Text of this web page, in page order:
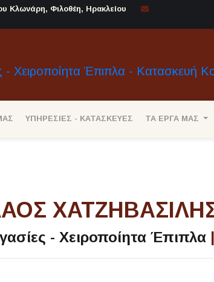
Κλωνάρη, Φιλοθέη, Ηρακλείου
ΥΠΗΡΕΣΙΕΣ - ΚΑΤΑΣΚΕΥΕΣ ΤΑ ΕΡΓΑ ΜΑΣ
- Χειροποίητα Έπιπλα